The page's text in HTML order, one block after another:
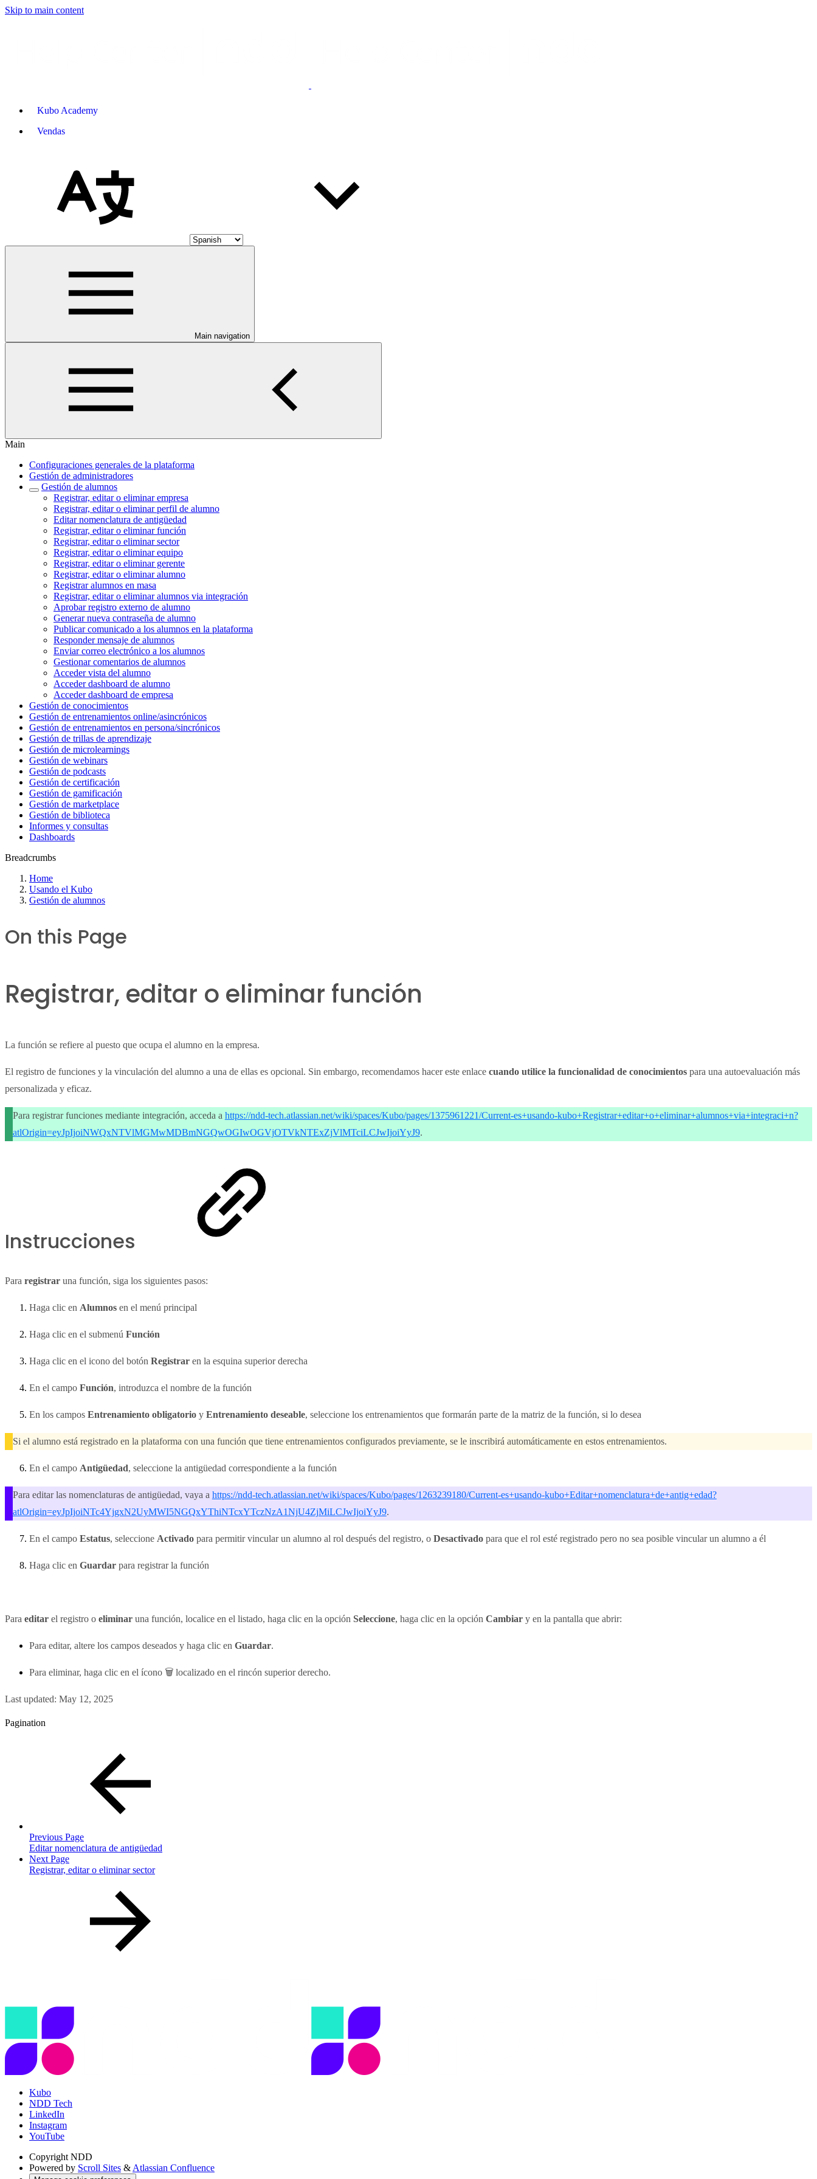
Skip to main content
Kubo Academy
Vendas
Main navigation
Main
Configuraciones generales de la plataforma
Gestión de administradores
Gestión de alumnos
Registrar, editar o eliminar empresa
Registrar, editar o eliminar perfil de alumno
Editar nomenclatura de antigüedad
Registrar, editar o eliminar función
Registrar, editar o eliminar sector
Registrar, editar o eliminar equipo
Registrar, editar o eliminar gerente
Registrar, editar o eliminar alumno
Registrar alumnos en masa
Registrar, editar o eliminar alumnos via integración
Aprobar registro externo de alumno
Generar nueva contraseña de alumno
Publicar comunicado a los alumnos en la plataforma
Responder mensaje de alumnos
Enviar correo electrónico a los alumnos
Gestionar comentarios de alumnos
Acceder vista del alumno
Acceder dashboard de alumno
Acceder dashboard de empresa
Gestión de conocimientos
Gestión de entrenamientos online/asincrónicos
Gestión de entrenamientos en persona/sincrónicos
Gestión de trillas de aprendizaje
Gestión de microlearnings
Gestión de webinars
Gestión de podcasts
Gestión de certificación
Gestión de gamificación
Gestión de marketplace
Gestión de biblioteca
Informes y consultas
Dashboards
Breadcrumbs
Home
Usando el Kubo
Gestión de alumnos
On this Page
Registrar, editar o eliminar función
La función se refiere al puesto que ocupa el alumno en la empresa.
El registro de funciones y la vinculación del alumno a una de ellas es opcional. Sin embargo, recomendamos hacer este enlace cuando utilice la funcionalidad de conocimientos para una autoevaluación más
personalizada y eficaz.
Para registrar funciones mediante integración, acceda a https://ndd-tech.atlassian.net/wiki/spaces/Kubo/pages/1375961221/Current-es+usando-kubo+Registrar+editar+o+eliminar+alumnos+via+integraci+n?
atlOrigin=eyJpIjoiNWQxNTVlMGMwMDBmNGQwOGIwOGVjOTVkNTExZjVlMTciLCJwIjoiYyJ9.
Instrucciones
Para registrar una función, siga los siguientes pasos:
Haga clic en Alumnos en el menú principal
Haga clic en el submenú Función
Haga clic en el icono del botón Registrar en la esquina superior derecha
En el campo Función, introduzca el nombre de la función
En los campos Entrenamiento obligatorio y Entrenamiento deseable, seleccione los entrenamientos que formarán parte de la matriz de la función, si lo desea
Si el alumno está registrado en la plataforma con una función que tiene entrenamientos configurados previamente, se le inscribirá automáticamente en estos entrenamientos.
En el campo Antigüedad, seleccione la antigüedad correspondiente a la función
Para editar las nomenclaturas de antigüedad, vaya a https://ndd-tech.atlassian.net/wiki/spaces/Kubo/pages/1263239180/Current-es+usando-kubo+Editar+nomenclatura+de+antig+edad?
atlOrigin=eyJpIjoiNTc4YjgxN2UyMWI5NGQxYThiNTcxYTczNzA1NjU4ZjMiLCJwIjoiYyJ9.
En el campo Estatus, seleccione Activado para permitir vincular un alumno al rol después del registro, o Desactivado para que el rol esté registrado pero no sea posible vincular un alumno a él
Haga clic en Guardar para registrar la función
Para editar el registro o eliminar una función, localice en el listado, haga clic en la opción Seleccione, haga clic en la opción Cambiar y en la pantalla que abrir:
Para editar, altere los campos deseados y haga clic en Guardar.
Para eliminar, haga clic en el ícono 🗑 localizado en el rincón superior derecho.
Last updated: May 12, 2025
Pagination
Previous Page
Editar nomenclatura de antigüedad
Next Page
Registrar, editar o eliminar sector
Kubo
NDD Tech
LinkedIn
Instagram
YouTube
Copyright NDD
Powered by Scroll Sites & Atlassian Confluence